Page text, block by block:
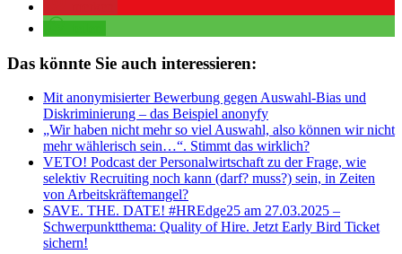
Das könnte Sie auch interessieren:
Mit anonymisierter Bewerbung gegen Auswahl-Bias und
Diskriminierung – das Beispiel anonyfy
„Wir haben nicht mehr so viel Auswahl, also können wir nicht
mehr wählerisch sein…“. Stimmt das wirklich?
VETO! Podcast der Personalwirtschaft zu der Frage, wie
selektiv Recruiting noch kann (darf? muss?) sein, in Zeiten
von Arbeitskräftemangel?
SAVE. THE. DATE! #HREdge25 am 27.03.2025 –
Schwerpunktthema: Quality of Hire. Jetzt Early Bird Ticket
sichern!